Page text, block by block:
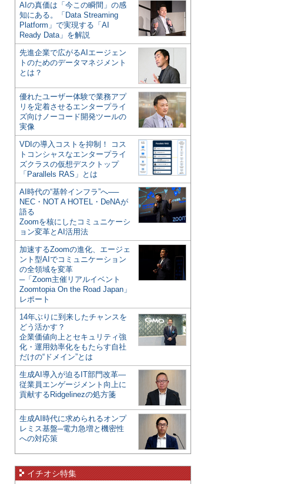
AIの真価は「今この瞬間」の感
知にある。「Data Streaming
Platform」で実現する「AI
Ready Data」を解説
先進企業で広がるAIエージェン
トのためのデータマネジメント
とは？
優れたユーザー体験で業務アプ
リを定着させるエンタープライ
ズ向けノーコード開発ツールの
実像
VDIの導入コストを抑制！ コス
トコンシャスなエンタープライ
ズクラスの仮想デスクトップ
「Parallels RAS」とは
AI時代の“基幹インフラ”へ──
NEC・NOT A HOTEL・DeNAが
語る
Zoomを核にしたコミュニケーシ
ョン変革とAI活用法
加速するZoomの進化、エージェ
ント型AIでコミュニケーション
の全領域を変革
─「Zoom主催リアルイベント
Zoomtopia On the Road Japan」
レポート
14年ぶりに到来したチャンスを
どう活かす？
企業価値向上とセキュリティ強
化・運用効率化をもたらす自社
だけの“ドメイン”とは
生成AI導入が迫るIT部門改革―
従業員エンゲージメント向上に
貢献するRidgelinezの処方箋
生成AI時代に求められるオンプ
レミス基盤─電力急増と機密性
への対応策
イチオシ特集